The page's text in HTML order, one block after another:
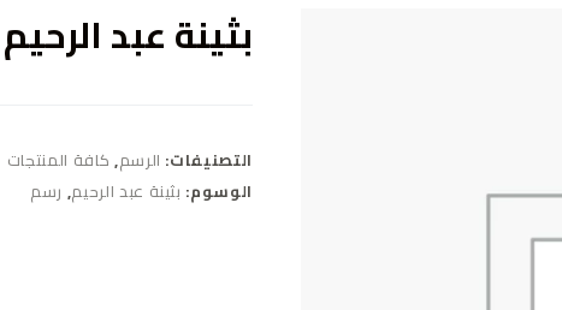
بثينة عبد
التصنيفات: الرسم, كافة المنتجات
الوسوم: بثينة عبد الرحيم, رسم